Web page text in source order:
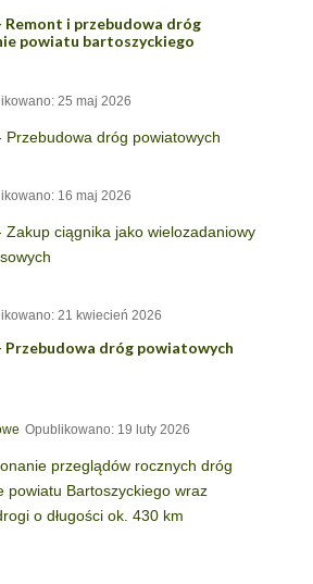
Remont i przebudowa dróg
powiatu bartoszyckiego
25 maj 2026
Przebudowa dróg powiatowych
16 maj 2026
Zakup ciągnika jako wielozadaniowy
21 kwiecień 2026
Przebudowa dróg powiatowych
Opublikowano: 19 luty 2026
przeglądów rocznych dróg
powiatu Bartoszyckiego wraz
o długości ok. 430 km